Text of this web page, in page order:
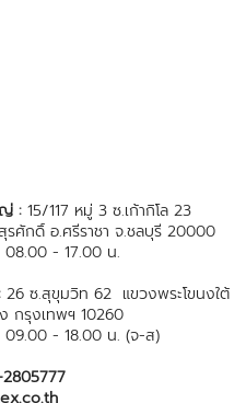
: 15/117 หมู่ 3 ซ.เก้ากิโล 23
รศักดิ์ อ.ศรีราชา จ.ชลบุรี 20000
08.00 - 17.00 น.
26 ซ.สุขุมวิท 62 แขวงพระโขนงใต้
กรุงเทพฯ 10260
09.00 - 18.00 น. (จ-ส)